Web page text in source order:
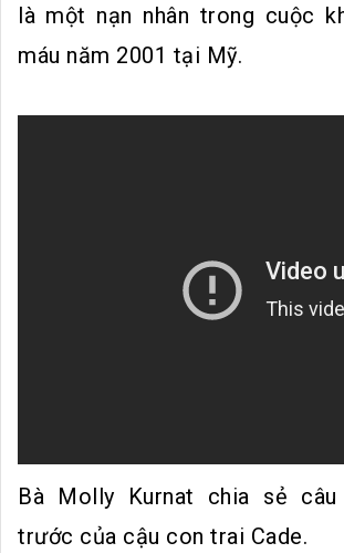
là một nạn nhân trong cuộc
máu năm 2001 tại Mỹ.
Bà Molly Kurnat chia sẻ câu
trước của cậu con trai Cade.